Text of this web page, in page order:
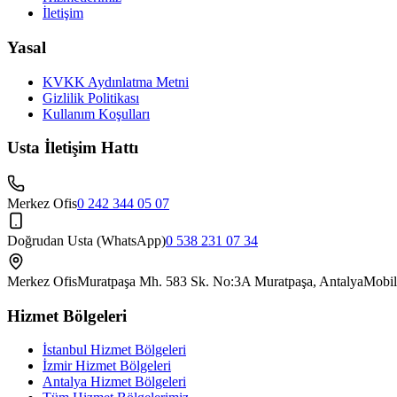
İletişim
Yasal
KVKK Aydınlatma Metni
Gizlilik Politikası
Kullanım Koşulları
Usta İletişim Hattı
Merkez Ofis0 242 344 05 07
Doğrudan Usta (WhatsApp)0 538 231 07 34
Merkez OfisMuratpaşa Mh. 583 Sk. No:3A Muratpaşa, AntalyaMobil
Hizmet Bölgeleri
İstanbul Hizmet Bölgeleri
İzmir Hizmet Bölgeleri
Antalya Hizmet Bölgeleri